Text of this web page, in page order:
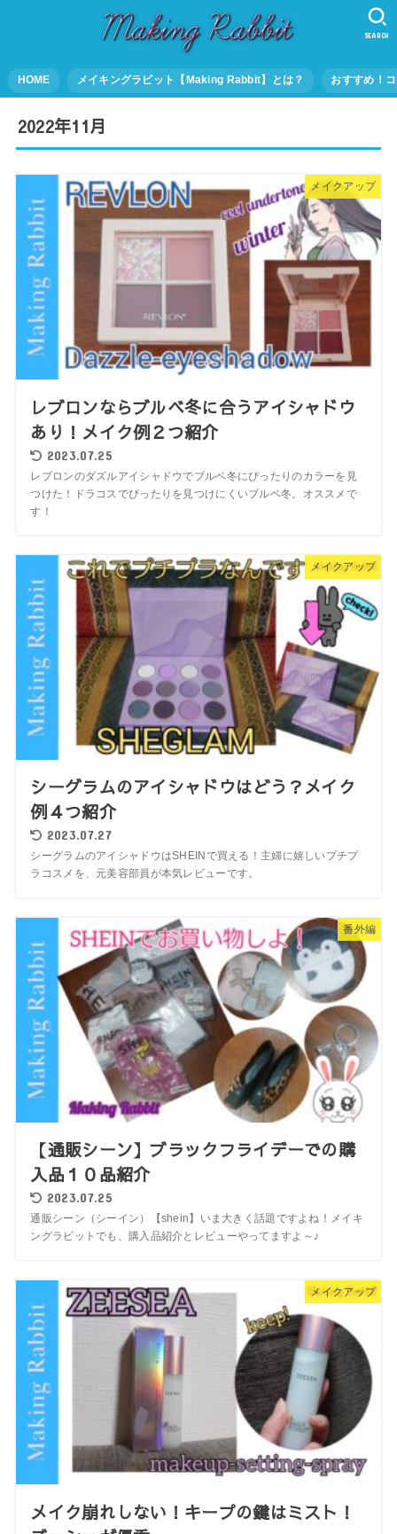
HOME メイキングラビット【Making Rabbit】とは？ おすすめ！
SEARCH
2022年11月
メイクアップ
レブロンならブルベ冬に合うアイシャドウ
あり！メイク例２つ紹介
2023.07.25
レブロンのダズルアイシャドウでブルベ冬にぴったりのカラーを見
つけた！ドラコスでぴったりを見つけにくいブルベ冬。オススメで
す！
メイクアップ
シーグラムのアイシャドウはどう？メイク
例４つ紹介
2023.07.27
シーグラムのアイシャドウはSHEINで買える！主婦に嬉しいプチプ
ラコスメを、元美容部員が本気レビューです。
番外編
【通販シーン】ブラックフライデーでの購
入品１０品紹介
2023.07.25
通販シーン（シーイン）【shein】いま大きく話題ですよね！メイキ
ングラビットでも、購入品紹介とレビューやってますよ～♪
メイクアップ
メイク崩れしない！キープの鍵はミスト！